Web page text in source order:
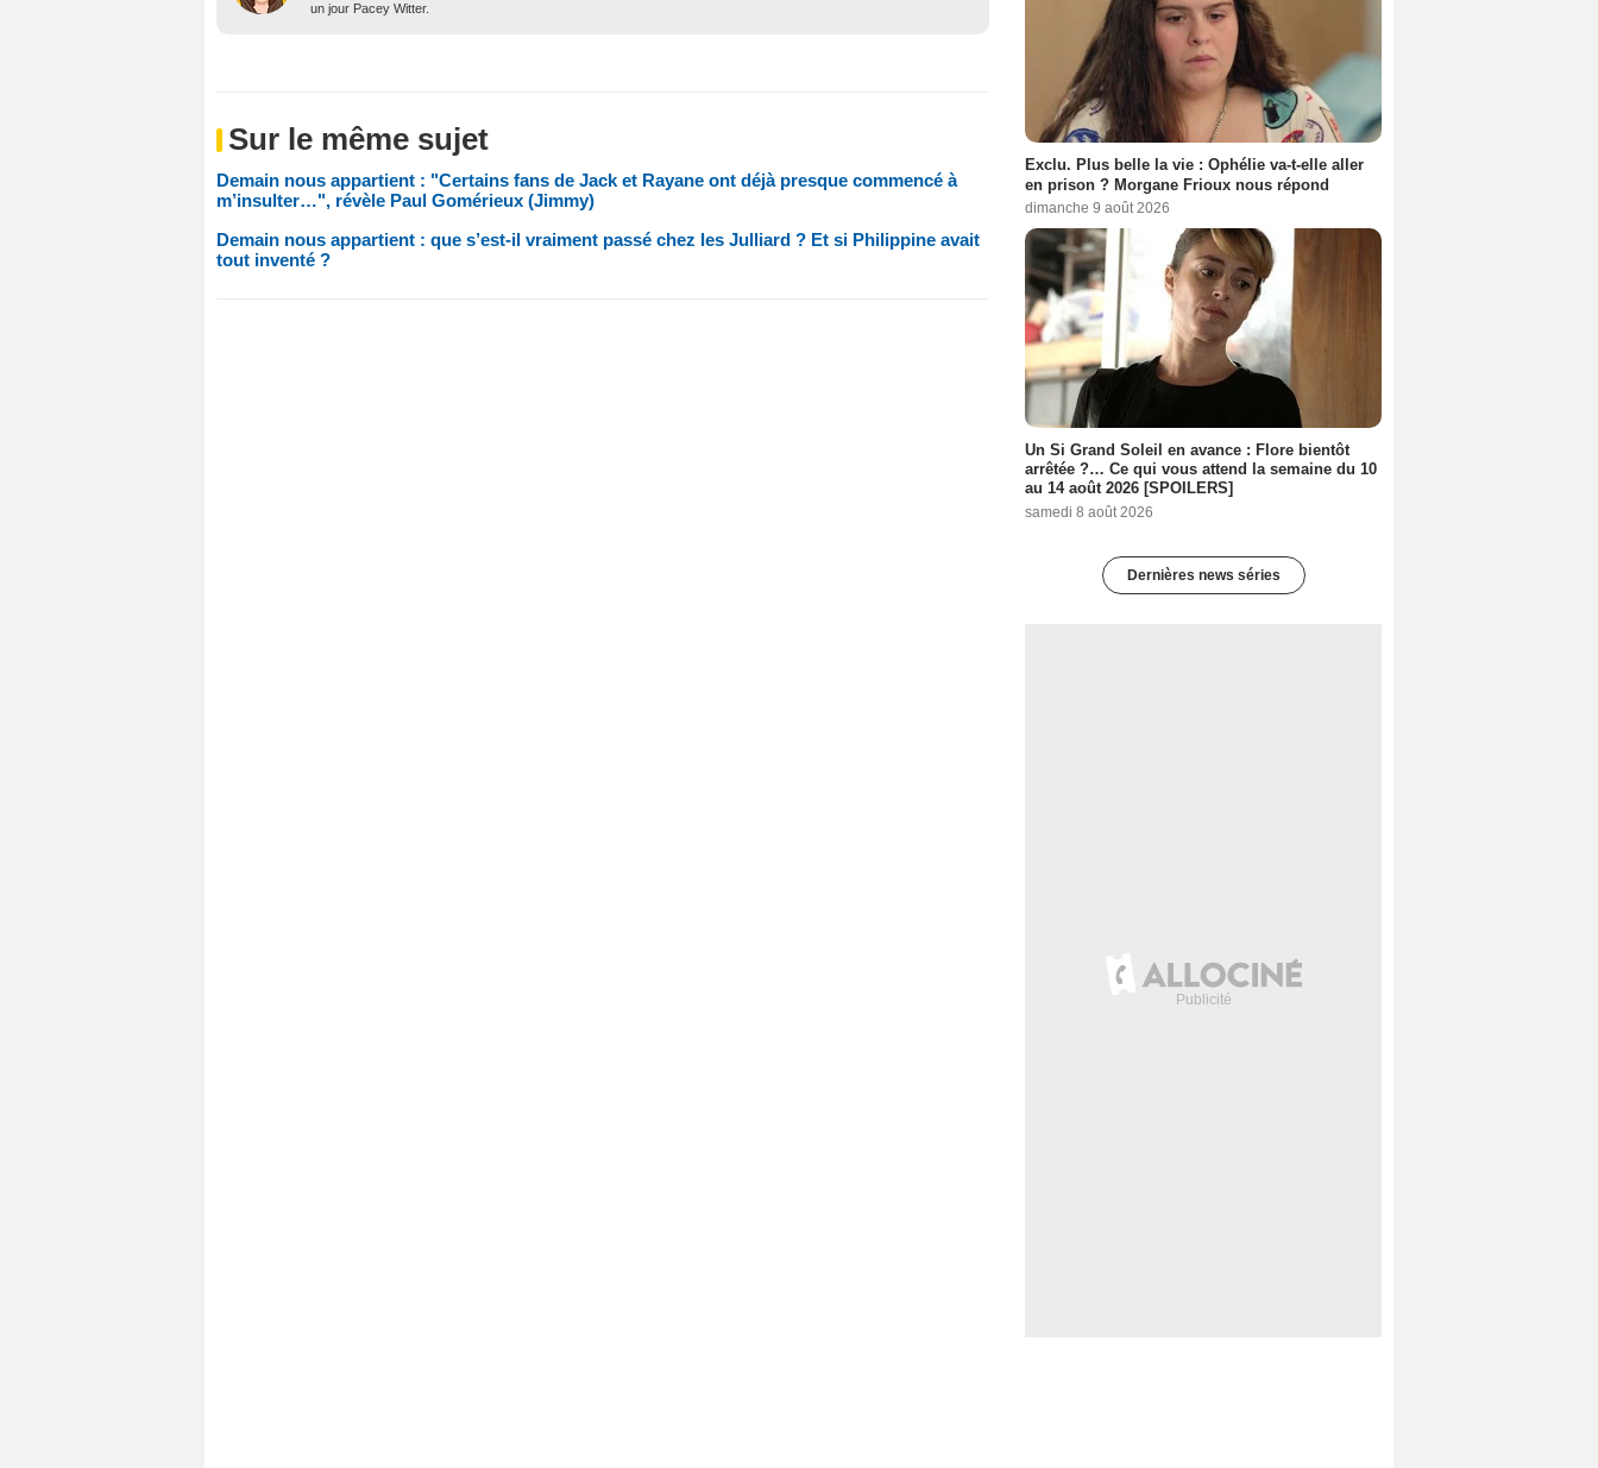
un jour Pacey Witter.
Sur le même sujet
Demain nous appartient : "Certains fans de Jack et Rayane ont déjà presque commencé à
m’insulter…", révèle Paul Gomérieux (Jimmy)
Demain nous appartient : que s’est-il vraiment passé chez les Julliard ? Et si Philippine avait
tout inventé ?
Exclu. Plus belle la vie : Ophélie va-t-elle aller
en prison ? Morgane Frioux nous répond
dimanche 9 août 2026
Un Si Grand Soleil en avance : Flore bientôt
arrêtée ?… Ce qui vous attend la semaine du 10
au 14 août 2026 [SPOILERS]
samedi 8 août 2026
Dernières news séries